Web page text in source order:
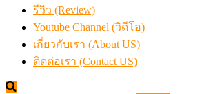
รีวิว (Review)
Youtube Channel (วิดีโอ)
เกี่ยวกับเรา (About US)
ติดต่อเรา (Contact US)